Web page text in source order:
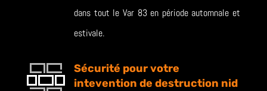
dans tout le Var 83 en période automnale et
estivale.
Sécurité pour votre
intevention de destruction nid